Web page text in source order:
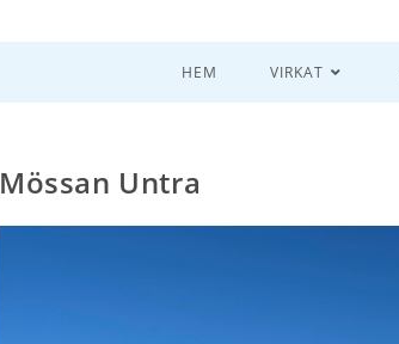
HEM VIRKAT
Mössan Untra